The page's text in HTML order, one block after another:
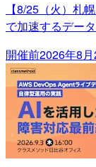
【8/25（火）札
で加速するデー
開催前2026年8